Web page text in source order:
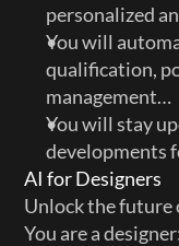
personalized
You will
qualification,
management…
You will stay
developments
AI for Designers
Unlock the future
You are a